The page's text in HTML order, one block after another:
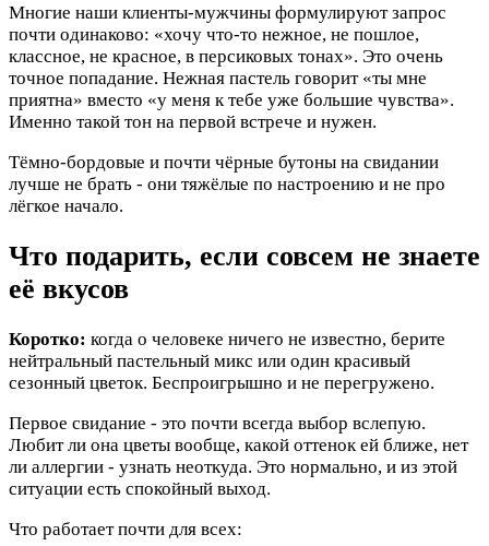
Многие наши клиенты-мужчины формулируют запрос
почти одинаково: «хочу что-то нежное, не пошлое,
классное, не красное, в персиковых тонах». Это очень
точное попадание. Нежная пастель говорит «ты мне
приятна» вместо «у меня к тебе уже большие чувства».
Именно такой тон на первой встрече и нужен.
Тёмно-бордовые и почти чёрные бутоны на свидании
лучше не брать - они тяжёлые по настроению и не про
лёгкое начало.
Что подарить, если совсем не знаете
её вкусов
Коротко: когда о человеке ничего не известно, берите
нейтральный пастельный микс или один красивый
сезонный цветок. Беспроигрышно и не перегружено.
Первое свидание - это почти всегда выбор вслепую.
Любит ли она цветы вообще, какой оттенок ей ближе, нет
ли аллергии - узнать неоткуда. Это нормально, и из этой
ситуации есть спокойный выход.
Что работает почти для всех: